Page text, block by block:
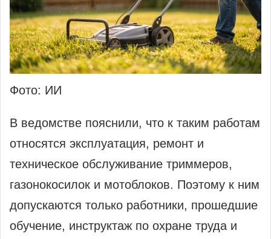
Фото: ИИ
В ведомстве пояснили, что к таким работам
относятся эксплуатация, ремонт и
техническое обслуживание триммеров,
газонокосилок и мотоблоков. Поэтому к ним
допускаются только работники, прошедшие
обучение, инструктаж по охране труда и